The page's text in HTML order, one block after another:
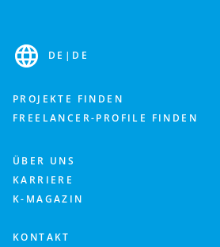
DE | DE
PROJEKTE FINDEN
FREELANCER-PROFILE FINDEN
ÜBER UNS
KARRIERE
K-MAGAZIN
KONTAKT